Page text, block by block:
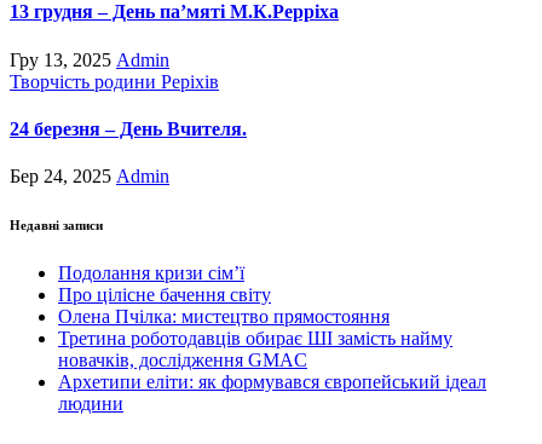
13 грудня – День па’мяті М.К.Рерріха
Гру 13, 2025 Admin
Творчість родини Реріхів
24 березня – День Вчителя.
Бер 24, 2025 Admin
Недавні записи
Подолання кризи сім’ї
Про цілісне бачення світу
Олена Пчілка: мистецтво прямостояння
Третина роботодавців обирає ШІ замість найму
новачків, дослідження GMAC
Архетипи еліти: як формувався європейський ідеал
людини